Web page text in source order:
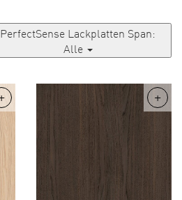
PerfectSense Lackplatten Span:
Alle